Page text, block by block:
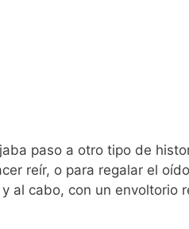
paso a otro tipo de
reír, o para regalar el
al cabo, con un envoltorio